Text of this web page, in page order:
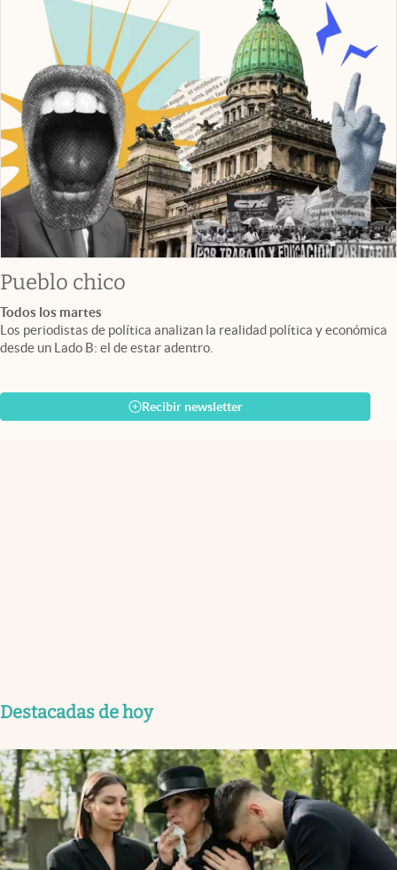
Pueblo chico
Todos los martes
Los periodistas de política analizan la realidad política y económica
desde un Lado B: el de estar adentro.
Recibir newsletter
Destacadas de hoy